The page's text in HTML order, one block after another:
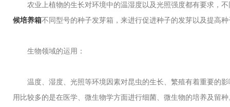
农业上植物的生长对环境中的温湿度以及光照强度都有要求，不
候培养箱不同型号的种子发芽箱，来进行促进种子的发芽以及提高
生物领域的运用：
温度、湿度、光照等环境因素对昆虫的生长、繁殖有着重要的影
用比较多的是在医学、微生物学方面进行细菌、微生物的培养及留种